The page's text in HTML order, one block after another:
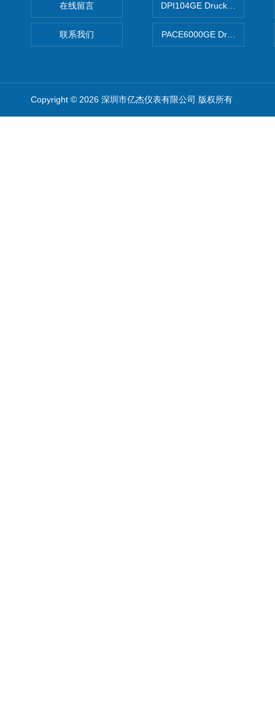
在线留言
联系我们
DPI104GE Druck德鲁克
PACE6000GE Druck德鲁克
Copyright © 2026 深圳市亿杰仪表有限公司 版权所有